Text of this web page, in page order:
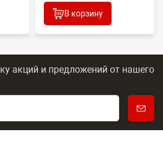
В корзину
акций и предложений от нашего